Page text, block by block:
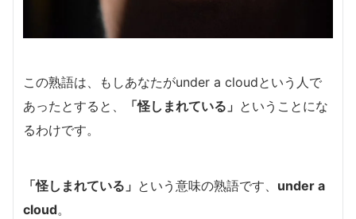
この熟語は、もしあなたがunder a cloudという人で
あったとすると、
「怪しまれている」 ということにな
るわけです。
「怪しまれている」 という意味の熟語です、 under a
cloud。